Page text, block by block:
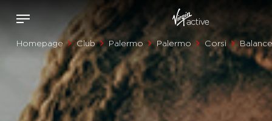
Homepage Club Palermo Palermo Corsi Balance